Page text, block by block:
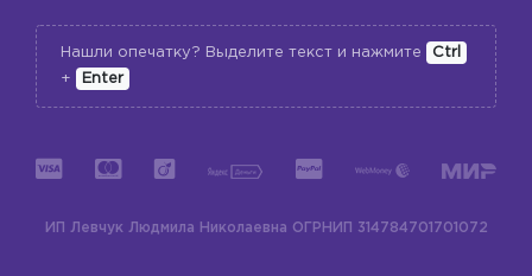
Нашли опечатку? Выделите текст и нажмите
Ctrl
+
Enter
ИП Левчук Людмила Николаевна ОГРНИП 314784701701072